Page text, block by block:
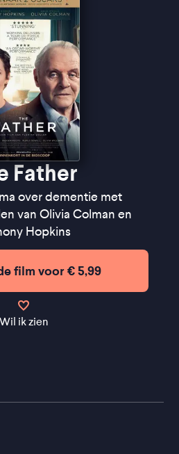
en haalt onze
de mangel'' ★★★★
logica losgelaten, zodat de
in Anthony’s verwarring''
ontroert'' - Het Parool
Father
over dementie met
van Olivia Colman en
Hopkins
film voor € 5,99
Wil ik zien